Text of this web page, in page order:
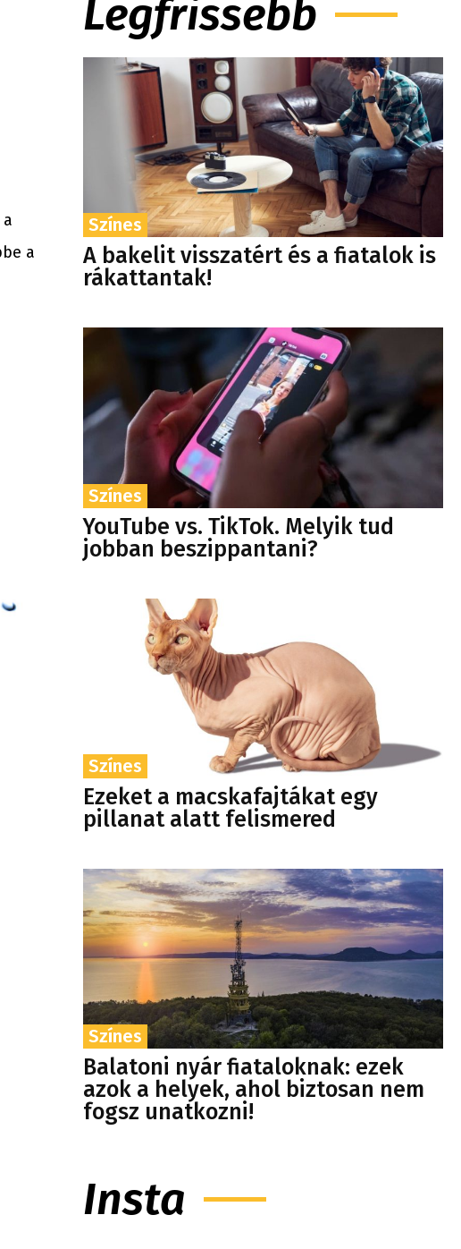
a
Legfrissebb
Színes
A bakelit visszatért és a fiatalok is
rákattantak!
Színes
YouTube vs. TikTok. Melyik tud
jobban beszippantani?
Színes
Ezeket a macskafajtákat egy
pillanat alatt felismered
Színes
Balatoni nyár fiataloknak: ezek
azok a helyek, ahol biztosan nem
fogsz unatkozni!
Insta